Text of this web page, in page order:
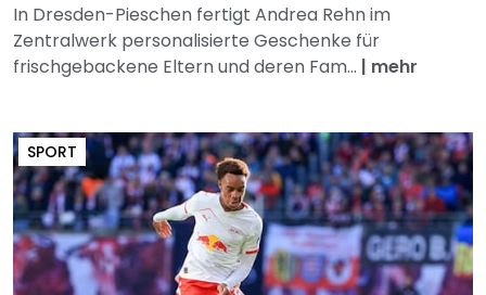
In Dresden-Pieschen fertigt Andrea Rehn im
Zentralwerk personalisierte Geschenke für
frischgebackene Eltern und deren Fam... | mehr
SPORT